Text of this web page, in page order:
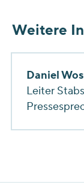
Weitere
Daniel
Leiter